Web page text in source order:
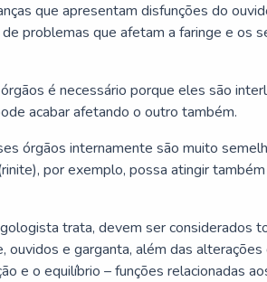
que apresentam disfunções do
de problemas que afetam a faringe e os
é necessário porque eles são
acabar afetando o outro também.
órgãos internamente são muito
por exemplo, possa atingir
trata, devem ser considerados
ouvidos e garganta, além das alterações
e o equilíbrio – funções relacionadas